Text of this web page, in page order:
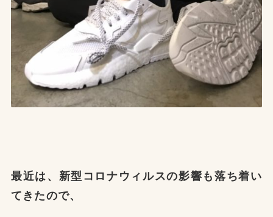
最近は、新型コロナウィルスの影響も落ち着い
てきたので、